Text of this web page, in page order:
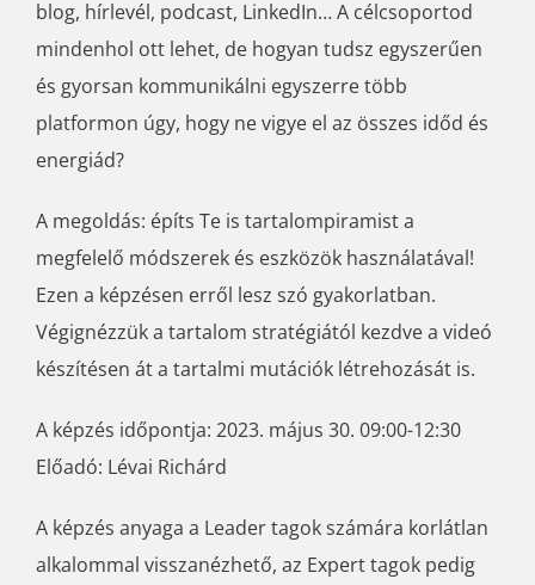
blog, hírlevél, podcast, LinkedIn… A célcsoportod
mindenhol ott lehet, de hogyan tudsz egyszerűen
és gyorsan kommunikálni egyszerre több
platformon úgy, hogy ne vigye el az összes időd és
energiád?
A megoldás: építs Te is tartalompiramist a
megfelelő módszerek és eszközök használatával!
Ezen a képzésen erről lesz szó gyakorlatban.
Végignézzük a tartalom stratégiától kezdve a videó
készítésen át a tartalmi mutációk létrehozását is.
A képzés időpontja: 2023. május 30. 09:00-12:30
Előadó: Lévai Richárd
A képzés anyaga a Leader tagok számára korlátlan
alkalommal visszanézhető, az Expert tagok pedig